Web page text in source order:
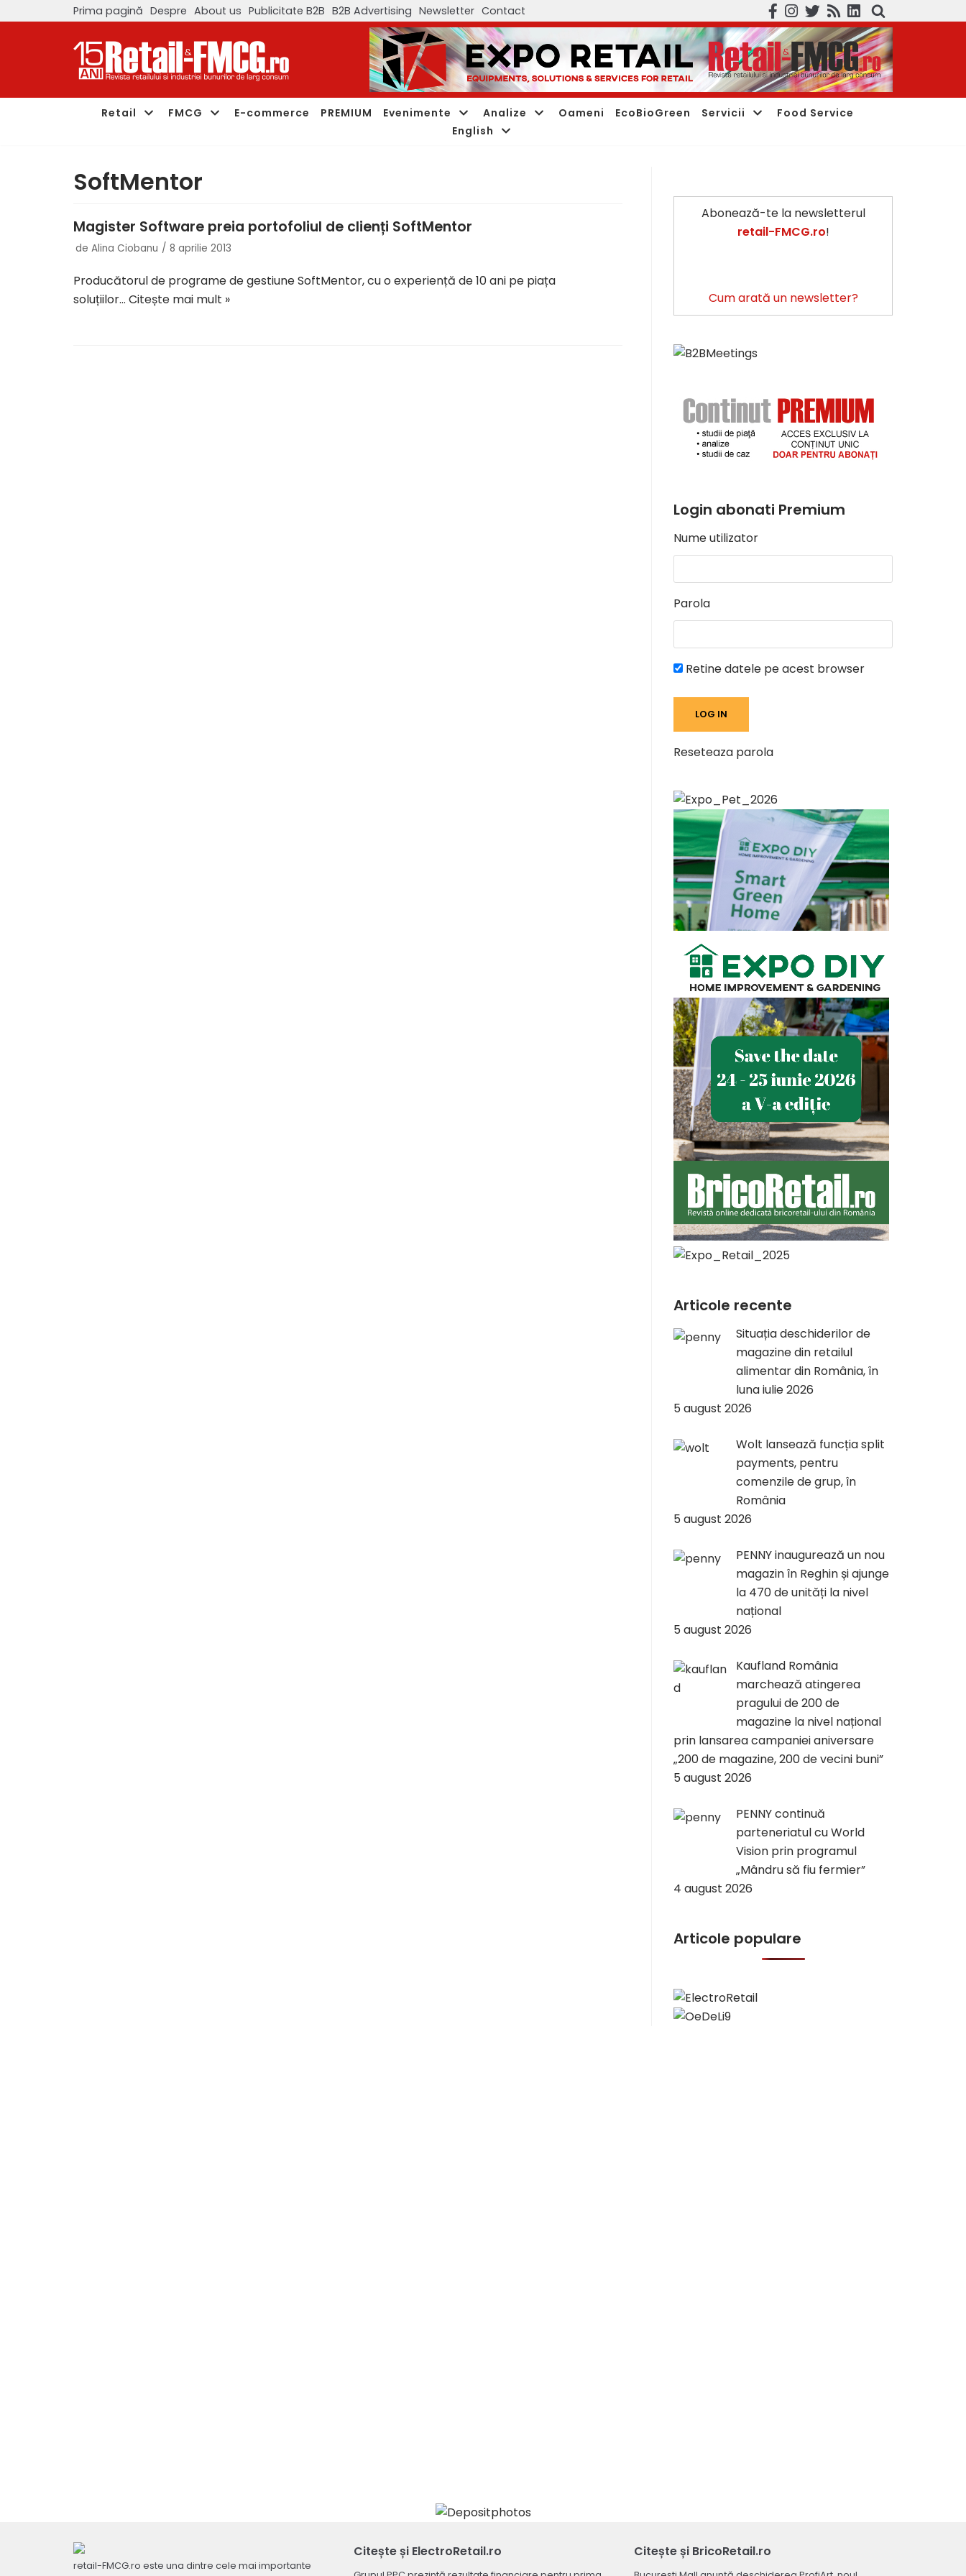
Prima pagină Despre About us Publicitate B2B B2B Advertising Newsletter Contact
Retail FMCG E-commerce PREMIUM Evenimente Analize Oameni EcoBioGreen Servicii
Food Service
English
SoftMentor
Magister Software preia portofoliul de clienți SoftMentor
de Alina Ciobanu 8 aprilie 2013
Producătorul de programe de gestiune SoftMentor, cu o experiență de 10 ani pe piața
soluțiilor… Citește mai mult »
Abonează-te la newsletterul
retail-FMCG.ro!
Cum arată un newsletter?
Login abonati Premium
Nume utilizator
Parola
Retine datele pe acest browser
Reseteaza parola
Articole recente
Situația deschiderilor de
magazine din retailul
alimentar din România, în
luna iulie 2026
5 august 2026
Wolt lansează funcția split
payments, pentru
comenzile de grup, în
România
5 august 2026
PENNY inaugurează un nou
magazin în Reghin și ajunge
la 470 de unități la nivel
național
5 august 2026
Kaufland România
marchează atingerea
pragului de 200 de
magazine la nivel național
prin lansarea campaniei aniversare
„200 de magazine, 200 de vecini buni”
5 august 2026
PENNY continuă
parteneriatul cu World
Vision prin programul
„Mândru să fiu fermier”
4 august 2026
Articole populare
retail-FMCG.ro este una dintre cele mai importante
Citește și ElectroRetail.ro Citește și BricoRetail.ro